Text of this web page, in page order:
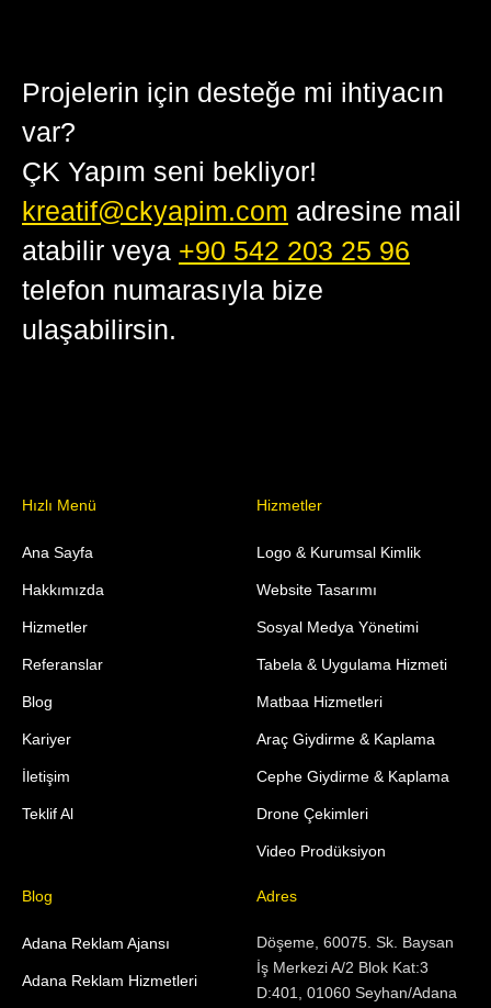
Projelerin için desteğe mi ihtiyacın
var?
ÇK Yapım seni bekliyor!
kreatif@ckyapim.com adresine mail
atabilir veya +90 542 203 25 96
telefon numarasıyla bize
ulaşabilirsin.
Hızlı Menü
Ana Sayfa
Hakkımızda
Hizmetler
Referanslar
Blog
Kariyer
İletişim
Teklif Al
Hizmetler
Logo & Kurumsal Kimlik
Website Tasarımı
Sosyal Medya Yönetimi
Tabela & Uygulama Hizmeti
Matbaa Hizmetleri
Araç Giydirme & Kaplama
Cephe Giydirme & Kaplama
Drone Çekimleri
Video Prodüksiyon
Blog
Adana Reklam Ajansı
Adana Reklam Hizmetleri
Adres
Döşeme, 60075. Sk. Baysan
İş Merkezi A/2 Blok Kat:3
D:401, 01060 Seyhan/Adana